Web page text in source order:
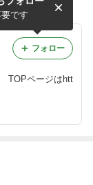
野りえ
TOPページはhtt
です
フォロー